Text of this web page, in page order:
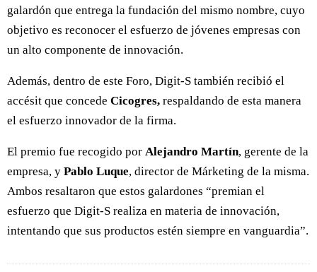
galardón que entrega la fundación del mismo nombre, cuyo
objetivo es reconocer el esfuerzo de jóvenes empresas con
un alto componente de innovación.
Además, dentro de este Foro, Digit-S también recibió el
accésit que concede Cicogres, respaldando de esta manera
el esfuerzo innovador de la firma.
El premio fue recogido por Alejandro Martín, gerente de la
empresa, y Pablo Luque, director de Márketing de la misma.
Ambos resaltaron que estos galardones “premian el
esfuerzo que Digit-S realiza en materia de innovación,
intentando que sus productos estén siempre en vanguardia”.